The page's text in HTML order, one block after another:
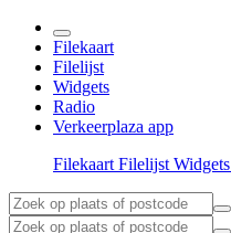
Filekaart
Filelijst
Widgets
Radio
Verkeerplaza app
Filekaart Filelijst Widgets